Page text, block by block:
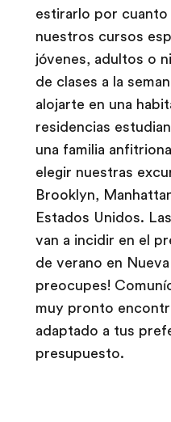
estirarlo por
nuestros cursos
jóvenes, adultos o
de clases a la
alojarte en una
residencias
una familia
elegir nuestras
Brooklyn,
Estados Unidos.
van a incidir en el
de verano en
preocupes!
muy pronto
adaptado a tus
presupuesto.